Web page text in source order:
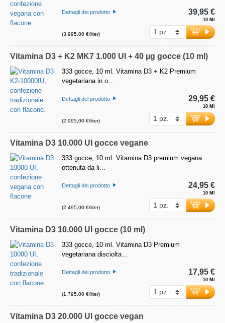
Dettagli del prodotto
(3.995,00 €/liter)
10 Ml
39,95 €
Vitamina D3 + K2 MK7 1.000 UI + 40 µg gocce (10 ml)
333 gocce, 10 ml. Vitamina D3 + K2 Premium
vegetariana in o…
Dettagli del prodotto
(2.995,00 €/liter)
10 Ml
29,95 €
Vitamina D3 10.000 UI gocce vegane
333 gocce, 10 ml. Vitamina D3 premium vegana
ottenuta da li…
Dettagli del prodotto
(2.495,00 €/liter)
10 Ml
24,95 €
Vitamina D3 10.000 UI gocce (10 ml)
333 gocce, 10 ml. Vitamina D3 Premium
vegetariana disciolta…
Dettagli del prodotto
(1.795,00 €/liter)
10 Ml
17,95 €
Vitamina D3 20.000 UI gocce vegan